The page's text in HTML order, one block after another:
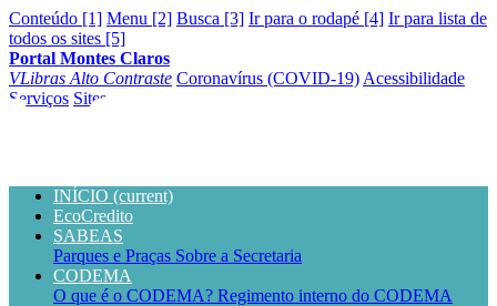
Conteúdo [1] Menu [2] Busca [3] Ir para o rodapé [4] Ir para lista de
todos os sites [5]
Portal Montes Claros
VLibras Alto Contraste Coronavírus (COVID-19) Acessibilidade
Serviços Sites
INÍCIO (current)
EcoCredito
SABEAS
Parques e Praças Sobre a Secretaria
CODEMA
O que é o CODEMA? Regimento interno do CODEMA